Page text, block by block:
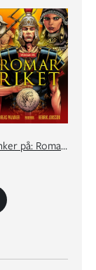
Tänker på: Romarriket